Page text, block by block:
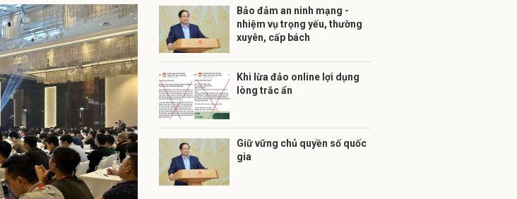
Bảo đảm an ninh mạng -
nhiệm vụ trọng yếu, thường
xuyên, cấp bách
Khi lừa đảo online lợi dụng
lòng trắc ẩn
Giữ vững chủ quyền số quốc
gia